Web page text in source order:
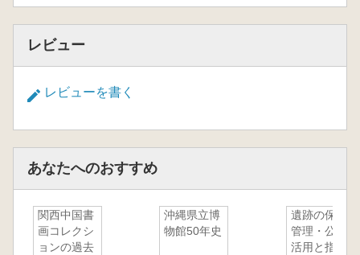
実
レビュー
レビューを書く
あなたへのおすすめ
関西中国書
画コレクシ
ョンの過去
沖縄県立博
物館50年史
遺跡の保存
管理・公開
活用と指定